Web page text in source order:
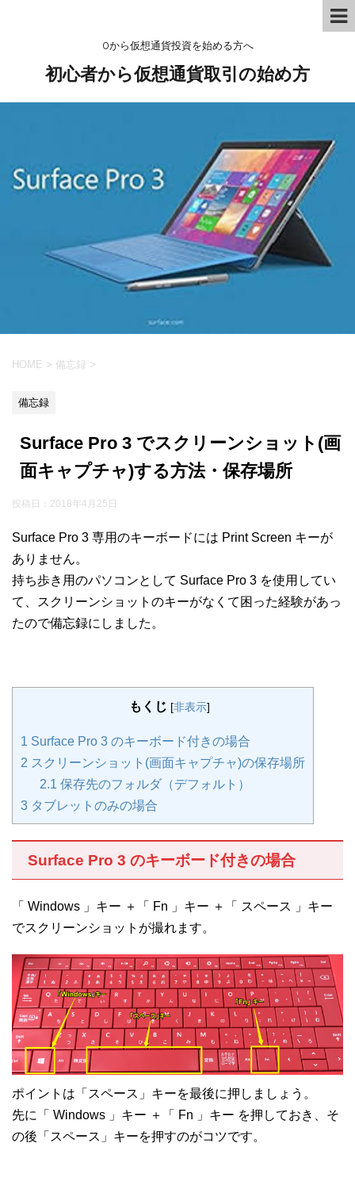
0から仮想通貨投資を始める方へ
初心者から仮想通貨取引の始め方
HOME > 備忘録 >
備忘録
Surface Pro 3 でスクリーンショット(画
面キャプチャ)する方法・保存場所
投稿日： 2018年4月25日
Surface Pro 3 専用のキーボードには Print Screen キーが
ありません。
持ち歩き用のパソコンとして Surface Pro 3 を使用してい
て、スクリーンショットのキーがなくて困った経験があっ
たので備忘録にしました。
もくじ [非表示]
1 Surface Pro 3 のキーボード付きの場合
2 スクリーンショット(画面キャプチャ)の保存場所
2.1 保存先のフォルダ（デフォルト）
3 タブレットのみの場合
Surface Pro 3 のキーボード付きの場合
「 Windows 」キー ＋「 Fn 」キー ＋「 スペース 」キー
でスクリーンショットが撮れます。
ポイントは「スペース」キーを最後に押しましょう。
先に「 Windows 」キー ＋「 Fn 」キー を押しておき、そ
の後「スペース」キーを押すのがコツです。